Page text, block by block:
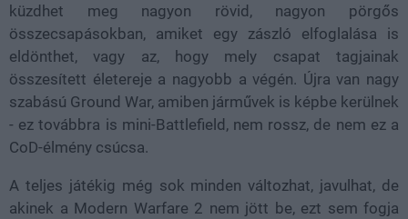
küzdhet meg nagyon rövid, nagyon pörgős
összecsapásokban, amiket egy zászló elfoglalása is
eldönthet, vagy az, hogy mely csapat tagjainak
összesített életereje a nagyobb a végén. Újra van nagy
szabású Ground War, amiben járművek is képbe kerülnek
- ez továbbra is mini-Battlefield, nem rossz, de nem ez a
CoD-élmény csúcsa.
A teljes játékig még sok minden változhat, javulhat, de
akinek a Modern Warfare 2 nem jött be, ezt sem fogja